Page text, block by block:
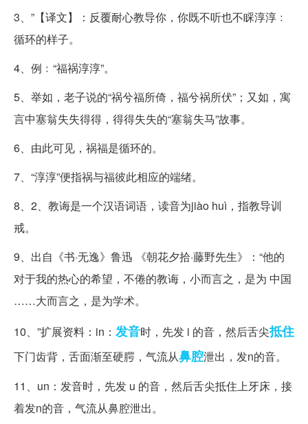
3、”【译文】：反覆耐心教导你，你既不听也不睬淳淳﹕
循环的样子。
4、例﹕“福祸淳淳”。
5、举如，老子说的“祸兮福所倚，福兮祸所伏”；又如，寓
言中塞翁失失得得，得得失失的“塞翁失马”故事。
6、由此可见，祸福是循环的。
7、“淳淳”便指祸与福彼此相应的端绪。
8、2、教诲是一个汉语词语，读音为jiào huì，指教导训
戒。
9、出自《书·无逸》鲁迅 《朝花夕拾·藤野先生》：“他的
对于我的热心的希望，不倦的教诲，小而言之，是为 中国
……大而言之，是为学术。
10、”扩展资料：in： 发音时，先发 i 的音，然后舌尖抵住
下门齿背，舌面渐至硬腭，气流从鼻腔泄出，发n的音。
11、un：发音时，先发 u 的音，然后舌尖抵住上牙床，接
着发n的音，气流从鼻腔泄出。